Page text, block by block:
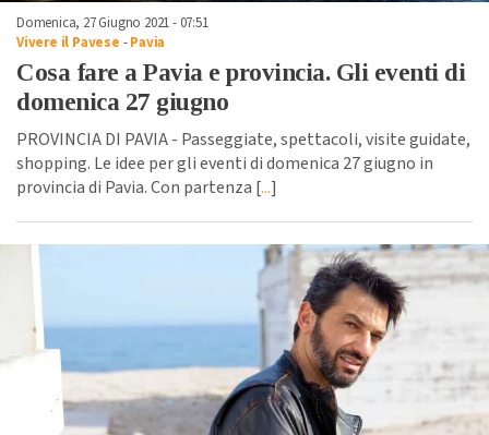
Domenica, 27 Giugno 2021 - 07:51
Vivere il Pavese -Pavia
Cosa fare a Pavia e provincia. Gli eventi di
domenica 27 giugno
PROVINCIA DI PAVIA - Passeggiate, spettacoli, visite guidate,
shopping. Le idee per gli eventi di domenica 27 giugno in
provincia di Pavia. Con partenza [...]